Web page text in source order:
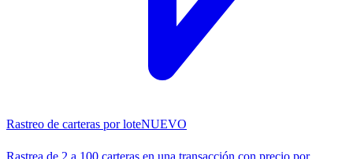
Rastreo de carteras por loteNUEVO
Rastrea de 2 a 100 carteras en una transacción con precio por